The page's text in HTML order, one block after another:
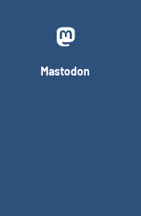
Mastodon